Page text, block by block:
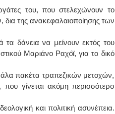
του, που στελεχώνουν το
δια της ανακεφαλαιοποίησης των
τα δάνεια να μείνουν εκτός του
Μαριάνο Ραχόϊ, για το δικό
πακέτα τραπεζικών μετοχών,
που γίνεται ακόμη περισσότερο
και πολιτική ασυνέπεια.